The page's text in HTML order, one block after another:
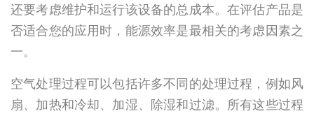
还要考虑维护和运行该设备的总成本。在评估产品是
否适合您的应用时，能源效率是最相关的考虑因素之
一。
空气处理过程可以包括许多不同的处理过程，例如风
扇、加热和冷却、加湿、除湿和过滤。所有这些过程